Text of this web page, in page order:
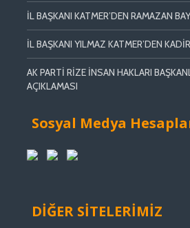
İL BAŞKANI KATMER’DEN RAMAZAN
İL BAŞKANI YILMAZ KATMER’DEN
AK PARTİ RİZE İNSAN HAKLARI
AÇIKLAMASI
Sosyal Medya
DİĞER SİTELERİMİZ